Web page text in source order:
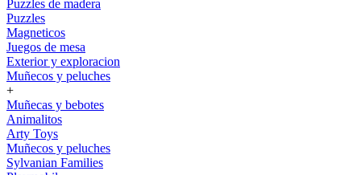
Puzzles de madera
Puzzles
Magneticos
Juegos de mesa
Exterior y exploracion
Muñecos y peluches
+
Muñecas y bebotes
Animalitos
Arty Toys
Muñecos y peluches
Sylvanian Families